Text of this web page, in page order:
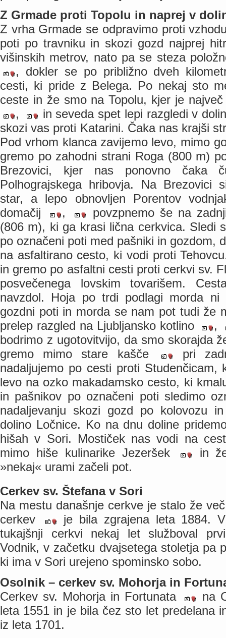
Z Grmade proti Topolu in naprej v
Z vrha Grmade se odpravimo proti
poti po travniku in skozi gozd najprej
višinskih metrov, nato pa se steza
, dokler se po približno dveh
cesti, ki pride z Belega. Po nekaj sto
ceste in že smo na Topolu, kjer je
,
in seveda spet lepi razgledi v
skozi vas proti Katarini. Čaka nas krajši
Pod vrhom klanca zavijemo levo, mimo
gremo po zahodni strani Roga (800 m)
Brezovici, kjer nas ponovno čaka
Polhograjskega hribovja. Na Brezovici
star, a lepo obnovljen Porentov
domačij
,
povzpnemo še na
(806 m), ki ga krasi lična cerkvica. Sledi
po označeni poti med pašniki in gozdom,
na asfaltirano cesto, ki vodi proti
in gremo po asfaltni cesti proti cerkvi sv.
posvečenega lovskim tovarišem.
navzdol. Hoja po trdi podlagi morda
gozdni poti in morda se nam pot tudi že
prelep razgled na Ljubljansko kotlino
,
bodrimo z ugotovitvijo, da smo skorajda
gremo mimo stare kašče
pri
nadaljujemo po cesti proti Studenčicam,
levo na ozko makadamsko cesto, ki
in pašnikov po označeni poti sledimo
nadaljevanju skozi gozd po kolovozu
dolino Ločnice. Ko na dnu doline
hišah v Sori. Mostiček nas vodi na
mimo hiše kulinarike Jezeršek
in
»nekaj« urami začeli pot.
Cerkev sv. Štefana v Sori
Na mestu današnje cerkve je stalo že
cerkev
je bila zgrajena leta 1884.
tukajšnji cerkvi nekaj let služboval
Vodnik, v začetku dvajsetega stoletja pa
ki ima v Sori urejeno spominsko sobo.
Osolnik – cerkev sv. Mohorja in
Cerkev sv. Mohorja in Fortunata
na
leta 1551 in je bila čez sto let predelana
iz leta 1701.